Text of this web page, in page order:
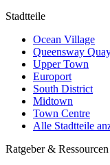
Stadtteile
Ocean Village
Queensway
Upper Town
Europort
South District
Midtown
Town Centre
Alle Stadtteile
Ratgeber & Ressourcen